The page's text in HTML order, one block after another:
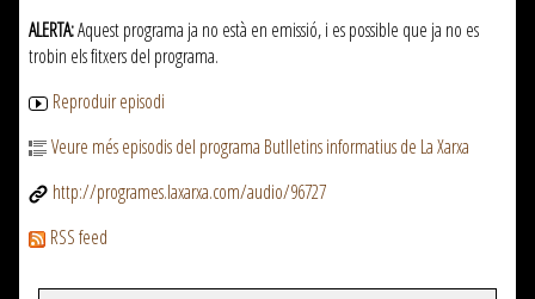
ALERTA:Aquest programa ja no està en emissió, i es possible que ja no es
trobin els fitxers del programa.
Reproduir episodi
Veure més episodis del programa Butlletins informatius de La Xarxa
http://programes.laxarxa.com/audio/96727
RSS feed